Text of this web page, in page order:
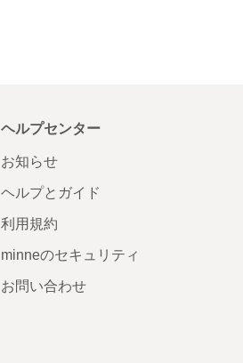
ヘルプセンター
お知らせ
ヘルプとガイド
利用規約
minneのセキュリティ
お問い合わせ